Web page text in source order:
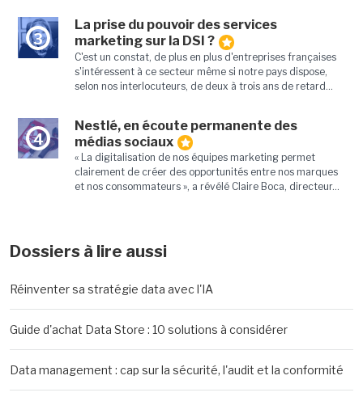
3
La prise du pouvoir des services
marketing sur la DSI ?
C'est un constat, de plus en plus d'entreprises françaises
s'intéressent à ce secteur même si notre pays dispose,
selon nos interlocuteurs, de deux à trois ans de retard...
4
Nestlé, en écoute permanente des
médias sociaux
« La digitalisation de nos équipes marketing permet
clairement de créer des opportunités entre nos marques
et nos consommateurs », a révélé Claire Boca, directeur...
Dossiers à lire aussi
Réinventer sa stratégie data avec l'IA
Guide d'achat Data Store : 10 solutions à considérer
Data management : cap sur la sécurité, l'audit et la conformité